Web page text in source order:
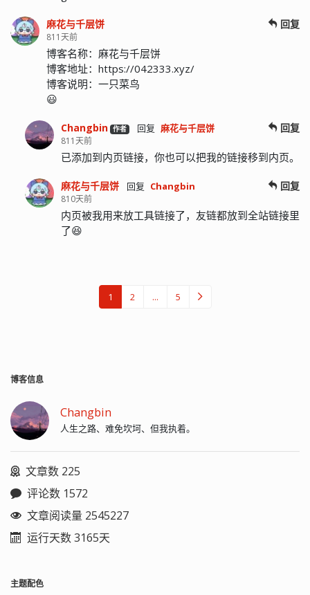
麻花与千层饼
811天前
回复
博客名称：麻花与千层饼
博客地址：https://042333.xyz/
博客说明：一只菜鸟
😃
Changbin 作者 回复 麻花与千层饼
811天前
回复
已添加到内页链接，你也可以把我的链接移到内页。
麻花与千层饼 回复 Changbin
810天前
回复
内页被我用来放工具链接了，友链都放到全站链接里
了😆
1 2 ... 5
博客信息
Changbin
人生之路、难免坎坷、但我执着。
文章数 225
评论数 1572
文章阅读量 2545227
运行天数 3165天
主题配色